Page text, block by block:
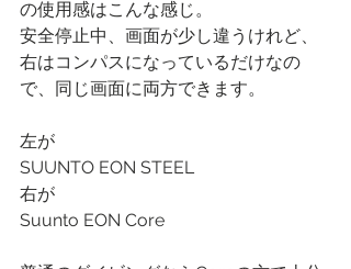
の使用感はこんな感じ。
安全停止中、画面が少し違うけれど、
右はコンパスになっているだけなの
で、同じ画面に両方できます。
左が
SUUNTO EON STEEL
右が
Suunto EON Core